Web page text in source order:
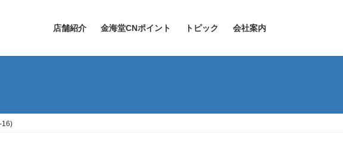
店舗紹介 金海堂CNポイント トピック 会社案内
16)